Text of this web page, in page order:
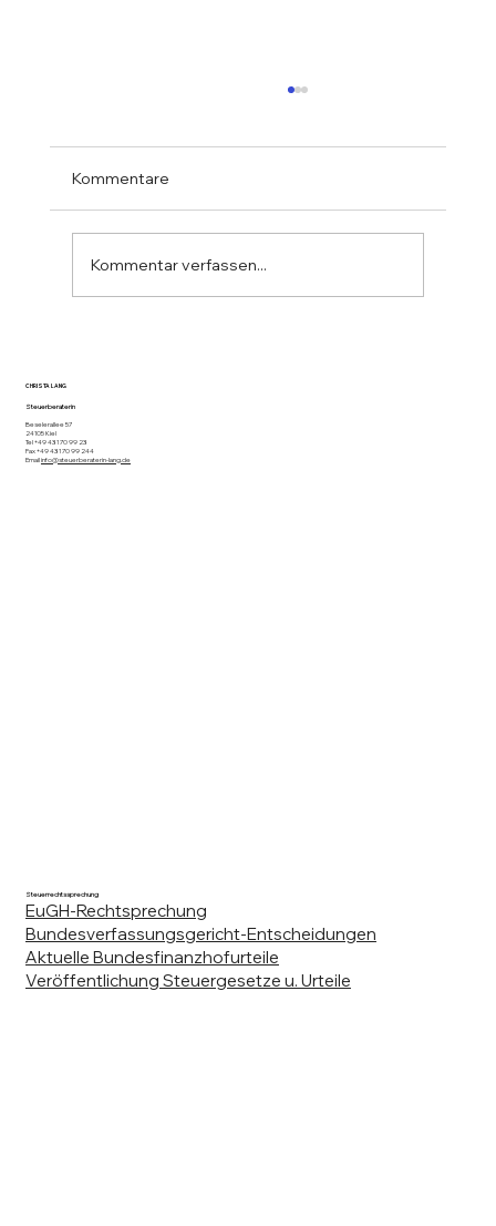
Kommentare
Kommentar verfassen...
Steuerberaterin
Beselerallee 57
24105 Kiel
Tel +49 431 70 99 23
Fax +49 431 70 99 244
Emailinfo@steuerberaterin-lang.de
CHRISTA LANG
Steuerrechtssprechung
EuGH-Rechtsprechung
Bundesverfassungsgericht-Entscheidungen
Aktuelle Bundesfinanzhofurteile
Veröffentlichung Steuergesetze u. Urteile